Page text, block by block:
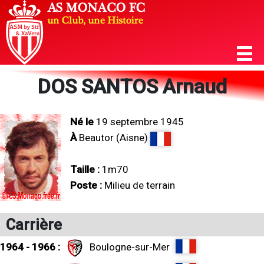
DOS SANTOS Arnaud
Né le 19 septembre 1945
ÀBeautor (Aisne)
Taille : 1m70
Poste : Milieu de terrain
Carrière
1964 - 1966 :
Boulogne-sur-Mer